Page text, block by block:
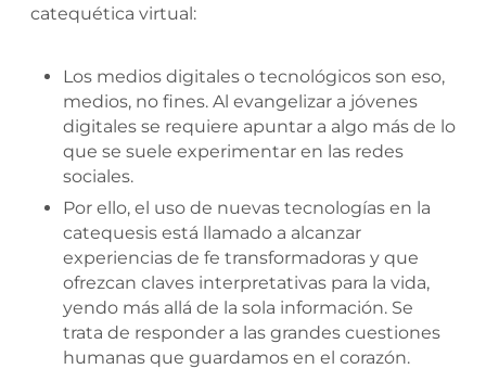
catequética virtual:
Los medios digitales o tecnológicos son eso,
medios, no fines. Al evangelizar a jóvenes
digitales se requiere apuntar a algo más de lo
que se suele experimentar en las redes
sociales.
Por ello, el uso de nuevas tecnologías en la
catequesis está llamado a alcanzar
experiencias de fe transformadoras y que
ofrezcan claves interpretativas para la vida,
yendo más allá de la sola información. Se
trata de responder a las grandes cuestiones
humanas que guardamos en el corazón.